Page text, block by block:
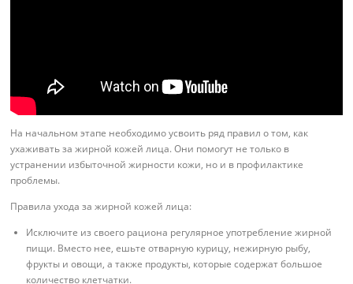
На начальном этапе необходимо усвоить ряд правил о том, как
ухаживать за жирной кожей лица. Они помогут не только в
устранении избыточной жирности кожи, но и в профилактике
проблемы.
Правила ухода за жирной кожей лица:
Исключите из своего рациона регулярное употребление жирной
пищи. Вместо нее, ешьте отварную курицу, нежирную рыбу,
фрукты и овощи, а также продукты, которые содержат большое
количество клетчатки.